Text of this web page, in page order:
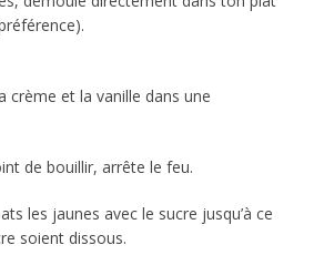
crème et la vanille dans une
de bouillir, arrête le feu.
les jaunes avec le sucre jusqu’à ce
soient dissous.